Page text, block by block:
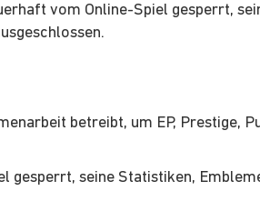
vom Online-Spiel gesperrt,
betreibt, um EP, Prestige,
gesperrt, seine Statistiken,